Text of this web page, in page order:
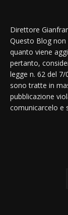
Direttore
Questo Blog
quanto viene
pertanto,
legge n. 62 del
sono tratte in
pubblicazione
comunicarcelo e